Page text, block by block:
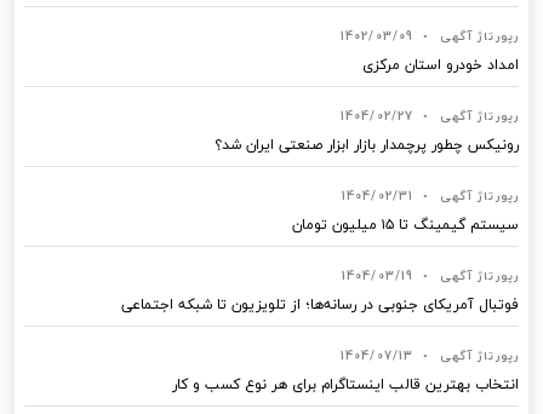
رپورتاژ آگهی •
1402/03/09
امداد خودرو استان مرکزی
رپورتاژ آگهی •
1404/02/27
رونیکس چطور پرچمدار بازار ابزار صنعتی ایران شد؟
رپورتاژ آگهی •
1404/02/31
سیستم گیمینگ تا ۱۵ میلیون تومان
رپورتاژ آگهی •
1404/03/19
فوتبال آمریکای جنوبی در رسانه‌ها؛ از تلویزیون تا شبکه اجتماعی
رپورتاژ آگهی •
1404/07/13
انتخاب بهترین قالب‌ اینستاگرام برای هر نوع کسب‌ و کار